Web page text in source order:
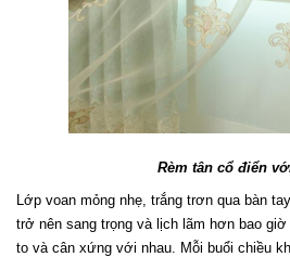
Rèm tân cổ điển
Lớp voan mỏng nhẹ, trắng trơn qua bàn
trở nên sang trọng và lịch lãm hơn bao
to và cân xứng với nhau. Mỗi buổi chiều